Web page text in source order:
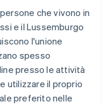
che vivono in
e il Lussemburgo
l'unione
spesso
presso le attività
utilizzare il proprio
preferito nelle